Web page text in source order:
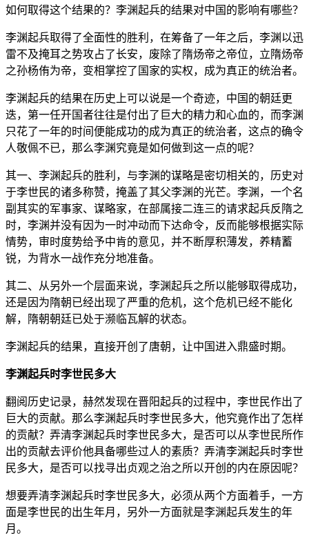
如何取得这个结果的？李渊起兵的结果对中国的影响有哪些？
李渊起兵取得了全面性的胜利，在筹备了一年之后，李渊以迅
雷不及掩耳之势攻占了长安，废除了隋炀帝之帝位，立隋炀帝
之孙杨侑为帝，变相掌控了国家的实权，成为真正的统治者。
李渊起兵的结果在历史上可以说是一个奇迹，中国的朝廷更
迭，第一任开国者往往是付出了巨大的精力和心血的，而李渊
只花了一年的时间便能成功的成为真正的统治者，这点的确令
人敬佩不已，那么李渊究竟是如何做到这一点的呢？
其一、李渊起兵的胜利，与李渊的谋略是密切相关的，历史对
于李世民的诸多称赞，掩盖了其父李渊的光芒。李渊，一个名
副其实的军事家、谋略家，在部属接二连三的请求起兵反隋之
时，李渊并没有因为一时冲动而下达命令，反而能够根据实际
情势，审时度势给予中肯的意见，并不断厚积薄发，养精蓄
锐，为背水一战作充分地准备。
其二、从另外一个层面来说，李渊起兵之所以能够取得成功，
还是因为隋朝已经出现了严重的危机，这个危机已经不能化
解，隋朝朝廷已处于濒临瓦解的状态。
李渊起兵的结果，直接开创了唐朝，让中国进入鼎盛时期。
李渊起兵时李世民多大
翻阅历史记录，赫然发现在晋阳起兵的过程中，李世民作出了
巨大的贡献。那么李渊起兵时李世民多大，他究竟作出了怎样
的贡献？弄清李渊起兵时李世民多大，是否可以从李世民所作
出的贡献去评价他具备哪些过人的素质？弄清李渊起兵时李世
民多大，是否可以找寻出贞观之治之所以开创的内在原因呢？
想要弄清李渊起兵时李世民多大，必须从两个方面着手，一方
面是李世民的出生年月，另外一方面就是李渊起兵发生的年
月。